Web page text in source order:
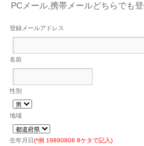
PCメール,携帯メールどちらでも登
登録メールアドレス
名前
性別
地域
生年月日(*例 19890808 8ケタで記入)